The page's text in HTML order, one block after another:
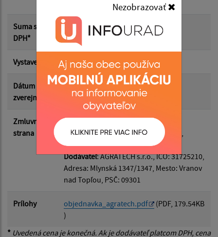
Nezobrazovať
Suma s
DPH*
173 811.30 €
Vystavená 23.02.2026
Dátum
zverejnenia
10.03.2026
Zmluvná
strana
Odberateľ
: Obec Malá Domaša, IČO:
00332534, Adresa: Malá Domaša 106,
Mesto: Malá Domaša, PSČ: 09402
Dodávateľ: AGRATECH s.r.o., IČO: 31725210,
Adresa: Mlynská 1347/1347, Mesto: Vranov
nad Topľou, PSČ: 09301
Prílohy objednavka_agratech.pdf
(PDF, 179.54KB
)
* Uvedená cena je konečná. Ak je dodávateľ platcom DPH, cena